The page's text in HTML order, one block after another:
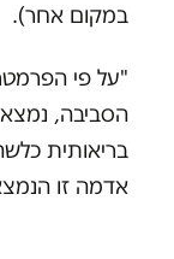
במקום אחר).
"על פי
הסביבה, נמצא
בריאותית
אדמה זו